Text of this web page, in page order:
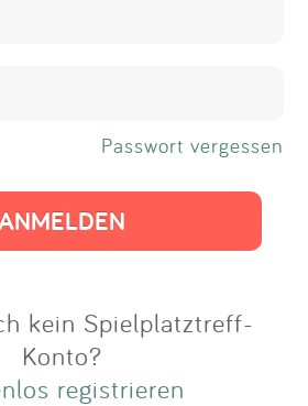
Passwort vergessen
kein Spielplatztreff-
Konto?
registrieren